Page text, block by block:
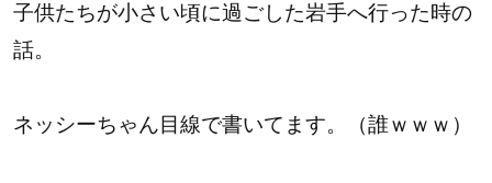
子供たちが小さい頃に過ごした岩手へ行った時の
話。
ネッシーちゃん目線で書いてます。（誰ｗｗｗ）